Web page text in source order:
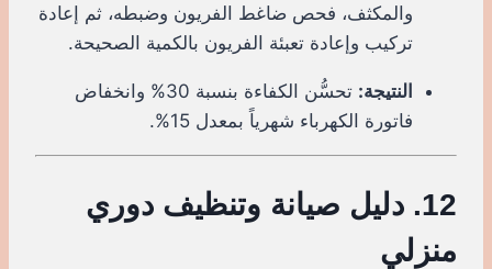
والمكثف، فحص ضاغط الفريون وضبطه، ثم إعادة
تركيب وإعادة تعبئة الفريون بالكمية الصحيحة.
النتيجة:
تحسُّن الكفاءة بنسبة 30% وانخفاض
فاتورة الكهرباء شهرياً بمعدل 15%.
12. دليل صيانة وتنظيف دوري
منزلي